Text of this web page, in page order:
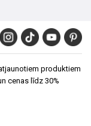
produktiem
cenas līdz 30%